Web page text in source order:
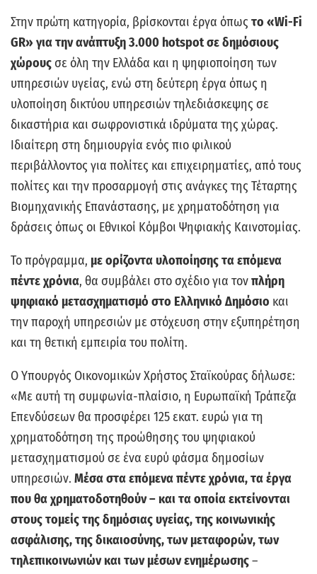
Στην πρώτη κατηγορία, βρίσκονται έργα όπως το «Wi-Fi
GR» για την ανάπτυξη 3.000 hotspot σε δημόσιους
χώρους σε όλη την Ελλάδα και η ψηφιοποίηση των
υπηρεσιών υγείας, ενώ στη δεύτερη έργα όπως η
υλοποίηση δικτύου υπηρεσιών τηλεδιάσκεψης σε
δικαστήρια και σωφρονιστικά ιδρύματα της χώρας.
Ιδιαίτερη στη δημιουργία ενός πιο φιλικού
περιβάλλοντος για πολίτες και επιχειρηματίες, από τους
πολίτες και την προσαρμογή στις ανάγκες της Τέταρτης
Βιομηχανικής Επανάστασης, με χρηματοδότηση για
δράσεις όπως οι Εθνικοί Κόμβοι Ψηφιακής Καινοτομίας.
Το πρόγραμμα, με ορίζοντα υλοποίησης τα επόμενα
πέντε χρόνια, θα συμβάλει στο σχέδιο για τονπλήρη
ψηφιακό μετασχηματισμό στο Ελληνικό Δημόσιο και
την παροχή υπηρεσιών με στόχευση στην εξυπηρέτηση
και τη θετική εμπειρία του πολίτη.
Ο Υπουργός Οικονομικών Χρήστος Σταϊκούρας δήλωσε:
«Με αυτή τη συμφωνία-πλαίσιο, η Ευρωπαϊκή Τράπεζα
Επενδύσεων θα προσφέρει 125 εκατ. ευρώ για τη
χρηματοδότηση της προώθησης του ψηφιακού
μετασχηματισμού σε ένα ευρύ φάσμα δημοσίων
υπηρεσιών. Μέσα στα επόμενα πέντε χρόνια, τα έργα
που θα χρηματοδοτηθούν – και τα οποία εκτείνονται
στους τομείς της δημόσιας υγείας, της κοινωνικής
ασφάλισης, της δικαιοσύνης, των μεταφορών, των
τηλεπικοινωνιών και των μέσων ενημέρωσης–